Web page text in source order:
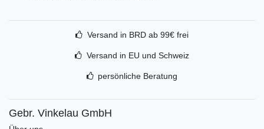
Versand in BRD ab 99€ frei
Versand in EU und Schweiz
persönliche Beratung
Gebr. Vinkelau GmbH